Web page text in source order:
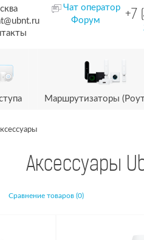
Чат оператор
Форум
+7
Маршрутизаторы
Аксессуары
Сравнение товаров (0)